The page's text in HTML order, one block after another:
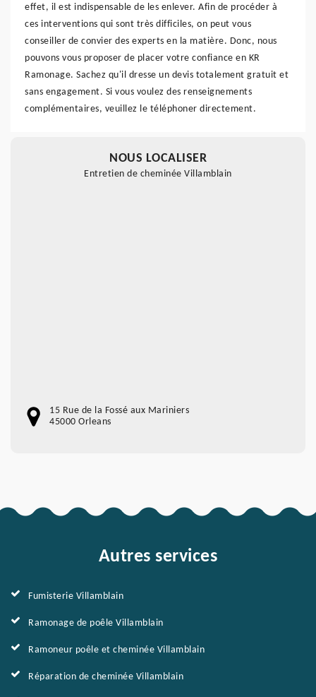
effet, il est indispensable de les enlever. Afin de procéder à
ces interventions qui sont très difficiles, on peut vous
conseiller de convier des experts en la matière. Donc, nous
pouvons vous proposer de placer votre confiance en KR
Ramonage. Sachez qu'il dresse un devis totalement gratuit et
sans engagement. Si vous voulez des renseignements
complémentaires, veuillez le téléphoner directement.
NOUS LOCALISER
Entretien de cheminée Villamblain
15 Rue de la Fossé aux Mariniers
45000 Orleans
Autres services
Fumisterie Villamblain
Ramonage de poêle Villamblain
Ramoneur poêle et cheminée Villamblain
Réparation de cheminée Villamblain